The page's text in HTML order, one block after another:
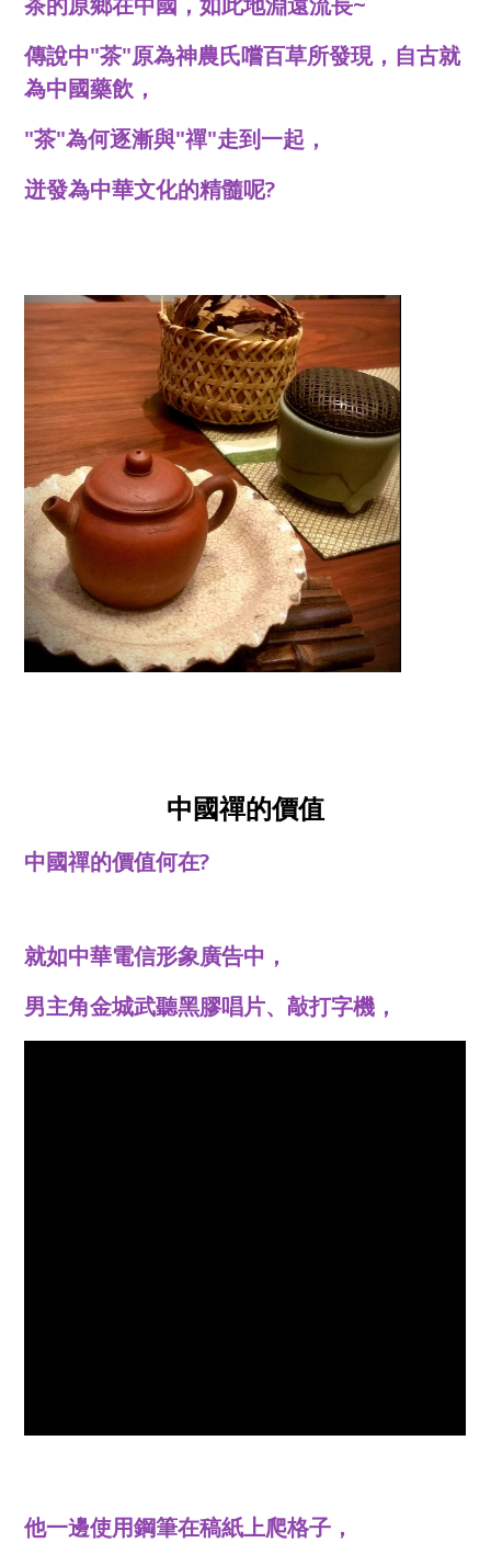
傳說中"茶"原為神農氏嚐百草所發現，自古就
為中國藥飲，
"茶"為何逐漸與"禪"走到一起，
迸發為中華文化的精髓呢?
中國禪的價值
中國禪的價值何在?
就如中華電信形象廣告中，
男主角金城武聽黑膠唱片、敲打字機，
他一邊使用鋼筆在稿紙上爬格子，